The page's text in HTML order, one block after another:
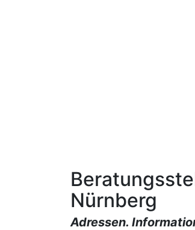
Nürnberg
Adressen.